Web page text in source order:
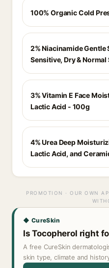
100% Organic Cold
2% Niacinamide Gentle
Sensitive, Dry & Normal
3% Vitamin E Face
Lactic Acid - 100g
4% Urea Deep
Lactic Acid, and
PROMOTION · OUR OWN
◆ CureSkin
Is Tocopherol right
A free CureSkin
skin type, climate and